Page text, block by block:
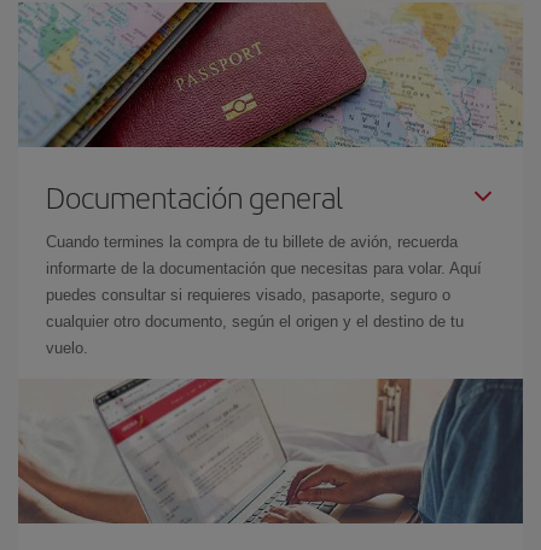
Documentación general
Cuando termines la compra de tu billete de avión, recuerda
informarte de la documentación que necesitas para volar. Aquí
puedes consultar si requieres visado, pasaporte, seguro o
cualquier otro documento, según el origen y el destino de tu
vuelo.